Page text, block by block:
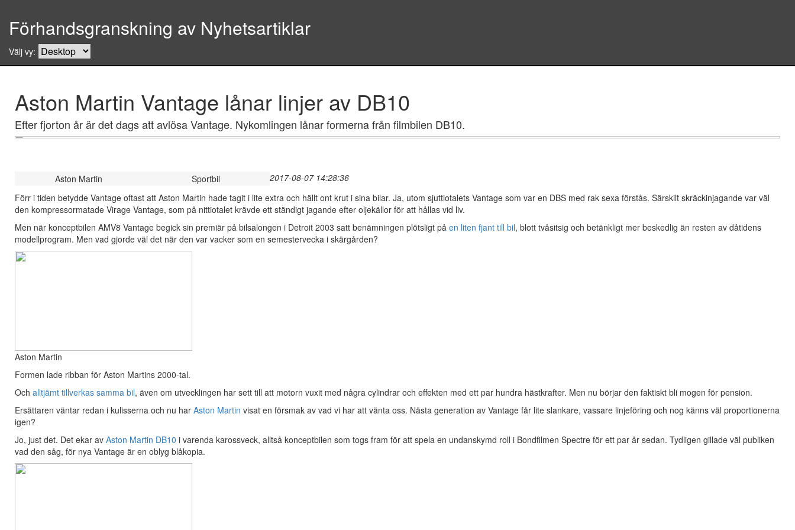
Förhandsgranskning av Nyhetsartiklar
Välj vy:
Aston Martin Vantage lånar linjer av DB10
Efter fjorton år är det dags att avlösa Vantage. Nykomlingen lånar formerna från filmbilen DB10.
2017-08-07 14:28:36
Aston Martin
Sportbil
Förr i tiden betydde Vantage oftast att Aston Martin hade tagit i lite extra och hällt ont krut i sina bilar. Ja, utom sjuttiotalets Vantage som var en DBS med rak sexa förstås. Särskilt skräckinjagande var väl
den kompressormatade Virage Vantage, som på nittiotalet krävde ett ständigt jagande efter oljekällor för att hållas vid liv.
Men när konceptbilen AMV8 Vantage begick sin premiär på bilsalongen i Detroit 2003 satt benämningen plötsligt på en liten fjant till bil, blott tvåsitsig och betänkligt mer beskedlig än resten av dåtidens
modellprogram. Men vad gjorde väl det när den var vacker som en semestervecka i skärgården?
Aston Martin
Formen lade ribban för Aston Martins 2000-tal.
Och alltjämt tillverkas samma bil, även om utvecklingen har sett till att motorn vuxit med några cylindrar och effekten med ett par hundra hästkrafter. Men nu börjar den faktiskt bli mogen för pension.
Ersättaren väntar redan i kulisserna och nu har Aston Martin visat en försmak av vad vi har att vänta oss. Nästa generation av Vantage får lite slankare, vassare linjeföring och nog känns väl proportionerna
igen?
Jo, just det. Det ekar av Aston Martin DB10 i varenda karossveck, alltså konceptbilen som togs fram för att spela en undanskymd roll i Bondfilmen Spectre för ett par år sedan. Tydligen gillade väl publiken
vad den såg, för nya Vantage är en oblyg blåkopia.